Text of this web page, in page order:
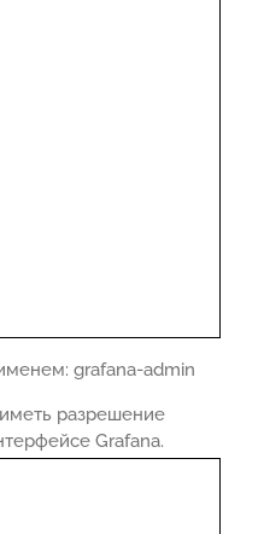
grafana-admin
разрешение
Grafana.